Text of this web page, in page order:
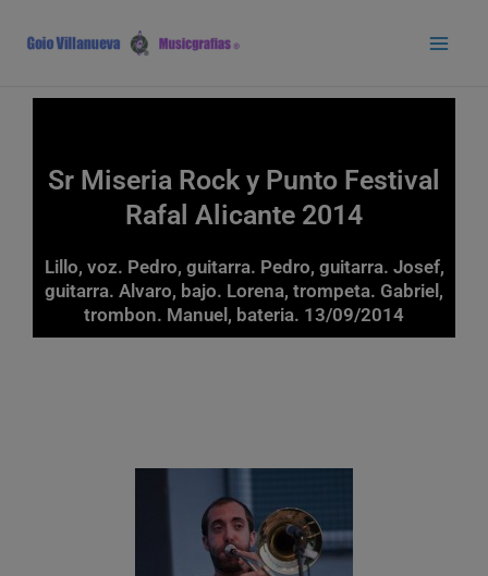
contenido
Sr Miseria Rock y Punto Festival
Rafal Alicante 2014
Lillo, voz. Pedro, guitarra. Pedro, guitarra. Josef,
guitarra. Alvaro, bajo. Lorena, trompeta. Gabriel,
trombon. Manuel, bateria. 13/09/2014